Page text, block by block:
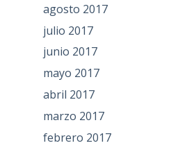
agosto 2017
julio 2017
junio 2017
mayo 2017
abril 2017
marzo 2017
febrero 2017